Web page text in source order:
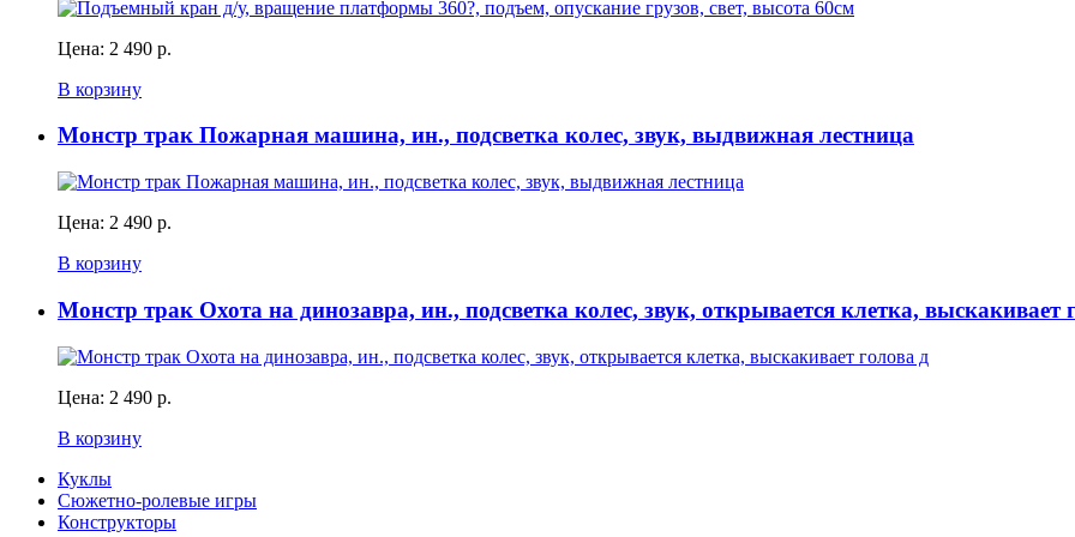
Цена: 2 490 р.
В корзину
Монстр трак Пожарная машина, ин., подсветка колес, звук, выдвижная лестница
Цена: 2 490 р.
В корзину
Монстр трак Охота на динозавра, ин., подсветка колес, звук, открывается клетка, выскакивает
Цена: 2 490 р.
В корзину
Куклы
Сюжетно-ролевые игры
Конструкторы